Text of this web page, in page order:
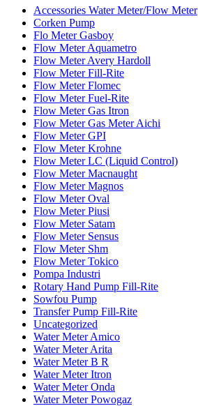
Accessories Water Meter/Flow Meter
Corken Pump
Flo Meter Gasboy
Flow Meter Aquametro
Flow Meter Avery Hardoll
Flow Meter Fill-Rite
Flow Meter Flomec
Flow Meter Fuel-Rite
Flow Meter Gas Itron
Flow Meter Gas Meter Aichi
Flow Meter GPI
Flow Meter Krohne
Flow Meter LC (Liquid Control)
Flow Meter Macnaught
Flow Meter Magnos
Flow Meter Oval
Flow Meter Piusi
Flow Meter Satam
Flow Meter Sensus
Flow Meter Shm
Flow Meter Tokico
Pompa Industri
Rotary Hand Pump Fill-Rite
Sowfou Pump
Transfer Pump Fill-Rite
Uncategorized
Water Meter Amico
Water Meter Arita
Water Meter B R
Water Meter Itron
Water Meter Onda
Water Meter Powogaz